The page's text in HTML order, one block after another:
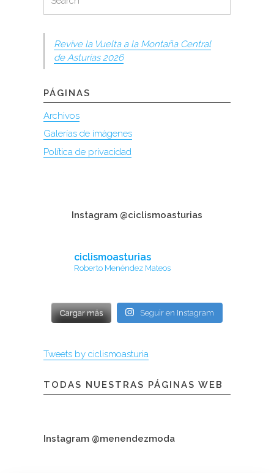
for:
Revive la Vuelta a la Montaña Central
de Asturias 2026
PÁGINAS
Archivos
Galerías de imágenes
Política de privacidad
Instagram @ciclismoasturias
ciclismoasturias
Roberto Menéndez Mateos
Cargar más Seguir en Instagram
Tweets by ciclismoasturia
TODAS NUESTRAS PÁGINAS WEB
Instagram @menendezmoda